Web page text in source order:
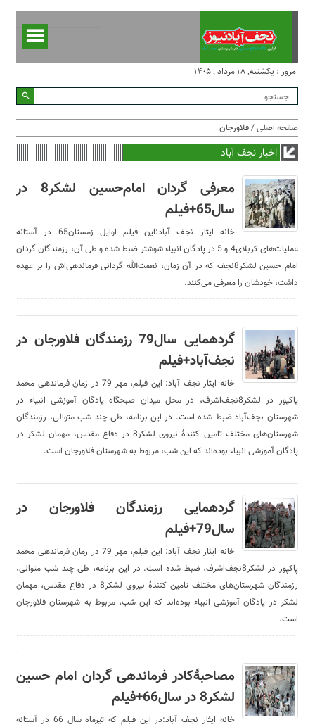
امروز : یکشنبه, ۱۸ مرداد , ۱۴۰۵
صفحه اصلی/ فلاورجان
اخبار نجف آباد
معرفی گردان امام‌حسین لشکر8 در
سال65+فیلم
خانه ایثار نجف آباد:این فیلم اوایل زمستان65 در آستانه
عملیات‌های کربلای4 و 5 در پادگان انبیاء شوشتر ضبط شده و طی آن، رزمندگان گردان
امام حسین لشکر8نجف که در آن زمان، نعمت‌الله گردانی فرماندهی‌اش را بر عهده
داشت، خودشان را معرفی می‌کنند.
گردهمایی سال79 رزمندگان فلاورجان در
نجف‌آباد+فیلم
خانه ایثار نجف آباد: این فیلم، مهر 79 در زمان فرماندهی محمد
پاکپور در لشکر8نجف‌اشرف، در محل میدان صبحگاه پادگان آموزشی انبیاء در
شهرستان نجف‌آباد ضبط شده است. در این برنامه، طی چند شب متوالی، رزمندگان
شهرستان‌های مختلف تامین کنندۀ نیروی لشکر8 در دفاع مقدس، مهمان لشکر در
پادگان آموزشی انبیاء بوده‌اند که این شب، مربوط به شهرستان فلاورجان است.
گردهمایی رزمندگان فلاورجان در
سال79+فیلم
خانه ایثار نجف آباد: این فیلم، مهر 79 در زمان فرماندهی محمد
پاکپور در لشکر8نجف‌اشرف، ضبط شده است. در این برنامه، طی چند شب متوالی،
رزمندگان شهرستان‌های مختلف تامین کنندۀ نیروی لشکر8 در دفاع مقدس، مهمان
لشکر در پادگان آموزشی انبیاء بوده‌اند که این شب، مربوط به شهرستان فلاورجان
است.
مصاحبۀکادر فرماندهی گردان امام حسین
لشکر8 در سال66+فیلم
خانه ایثار نجف آباد:در این فیلم که تیرماه سال 66 در آستانه